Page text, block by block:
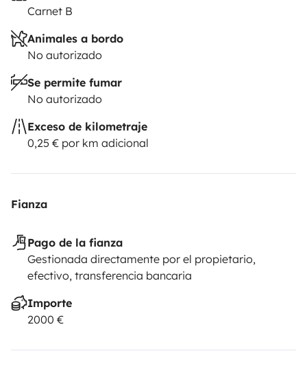
Carnet B
Animales a bordo
No autorizado
Se permite fumar
No autorizado
Exceso de kilometraje
0,25 € por km adicional
Fianza
Pago de la fianza
Gestionada directamente por el propietario,
efectivo, transferencia bancaria
Importe
2000 €